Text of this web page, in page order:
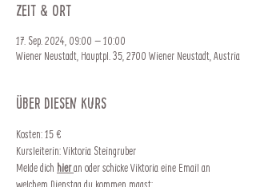
Zeit & Ort
17. Sep. 2024, 09:00 – 10:00
Wiener Neustadt, Hauptpl. 35, 2700 Wiener Neustadt, Austria
Über diesen Kurs
Kosten: 15 €
Kursleiterin: Viktoria Steingruber
Melde dich hier an oder schicke Viktoria eine Email an